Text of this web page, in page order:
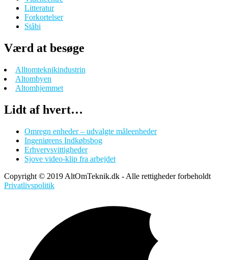
Litteratur
Forkortelser
Ståbi
Værd at besøge
Alltomteknikindustrin
Altombyen
Altomhjemmet
Lidt af hvert…
Omregn enheder – udvalgte måleenheder
Ingeniørens Indkøbsbog
Erhvervsvittigheder
Sjove video-klip fra arbejdet
Copyright © 2019 AltOmTeknik.dk - Alle rettigheder forbeholdt
Privatlivspolitik